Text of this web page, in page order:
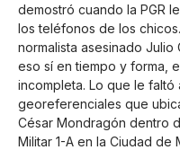
demostró cuando la PGR
los teléfonos de los
normalista asesinado Julio
eso sí en tiempo y forma,
incompleta. Lo que le faltó
georeferenciales que
César Mondragón dentro
Militar 1-A en la Ciudad